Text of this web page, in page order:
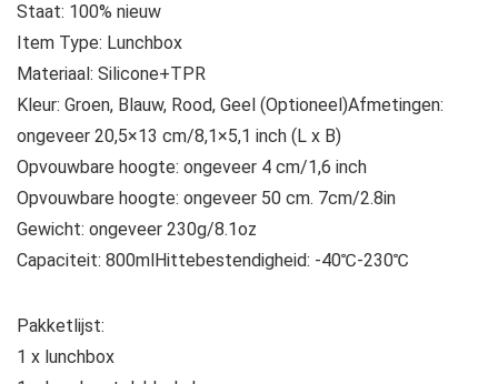
Staat: 100% nieuw
Item Type: Lunchbox
Materiaal: Silicone+TPR
Kleur: Groen, Blauw, Rood, Geel (Optioneel)Afmetingen:
ongeveer 20,5×13 cm/8,1×5,1 inch (L x B)
Opvouwbare hoogte: ongeveer 4 cm/1,6 inch
Opvouwbare hoogte: ongeveer 50 cm. 7cm/2.8in
Gewicht: ongeveer 230g/8.1oz
Capaciteit: 800mlHittebestendigheid: -40℃-230℃
Pakketlijst:
1 x lunchbox